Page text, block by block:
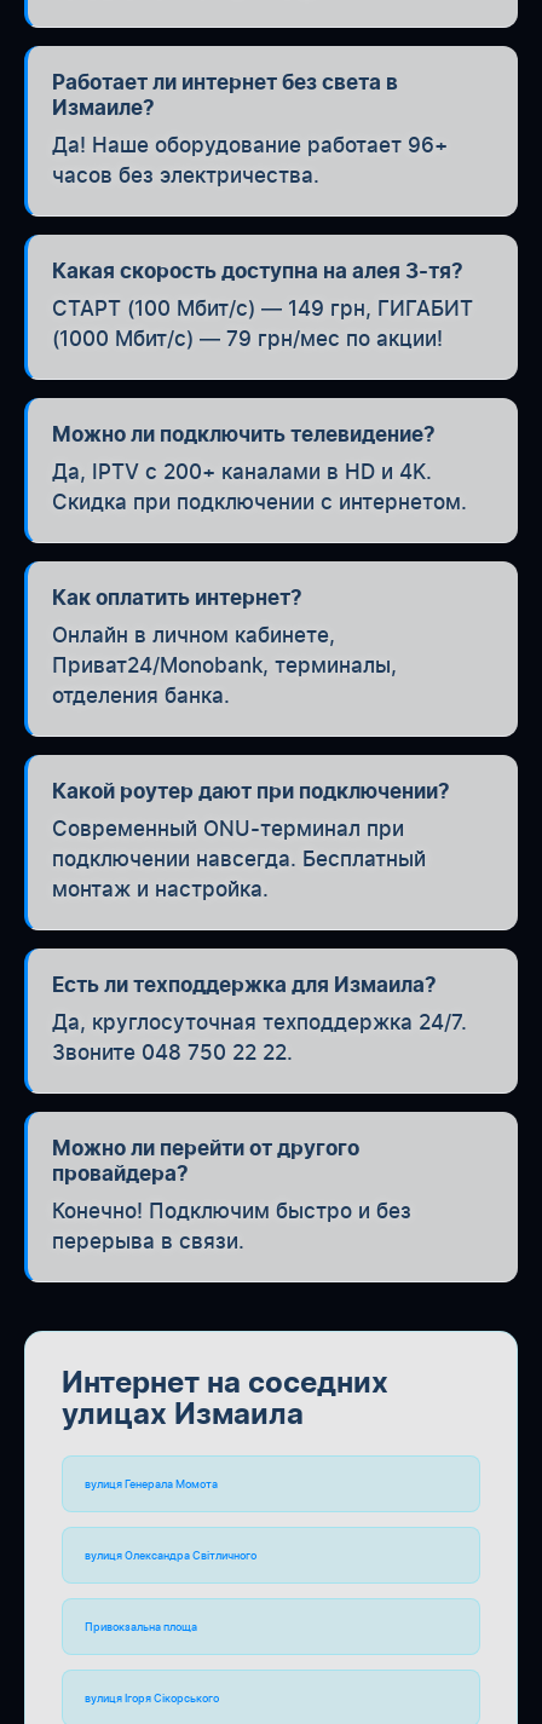
Работает ли интернет без света в
Измаиле?
Да! Наше оборудование работает 96+
часов без электричества.
Какая скорость доступна на алея 3-тя?
СТАРТ (100 Мбит/с) — 149 грн, ГИГАБИТ
(1000 Мбит/с) — 79 грн/мес по акции!
Можно ли подключить телевидение?
Да, IPTV с 200+ каналами в HD и 4K.
Скидка при подключении с интернетом.
Как оплатить интернет?
Онлайн в личном кабинете,
Приват24/Monobank, терминалы,
отделения банка.
Какой роутер дают при подключении?
Современный ONU-терминал при
подключении навсегда. Бесплатный
монтаж и настройка.
Есть ли техподдержка для Измаила?
Да, круглосуточная техподдержка 24/7.
Звоните 048 750 22 22.
Можно ли перейти от другого
провайдера?
Конечно! Подключим быстро и без
перерыва в связи.
Интернет на соседних
улицах Измаила
вулиця Генерала Момота
вулиця Олександра Світличного
Привокзальна площа
вулиця Ігоря Сікорського